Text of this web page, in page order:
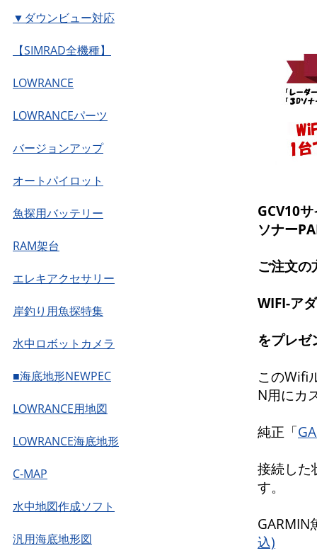
▼ダウンビュー対応
【SIMRAD全機種】
LOWRANCE
LOWRANCEパーツ
バージョンアップ
オートパイロット
魚探用バッテリー
RAM架台
エレキアクセサリー
岸釣り用魚探特集
水中ロボットカメラ
■海底地形NEWPEC
LOWRANCE用地図
LOWRANCE海底地形
C-MAP
水中地図作成ソフト
汎用海底地形図
GCV10
ソナー
ご注文の
WIFI-ア
をプレゼ
このWifi
N用にカ
純正「
接続した
す。
込)